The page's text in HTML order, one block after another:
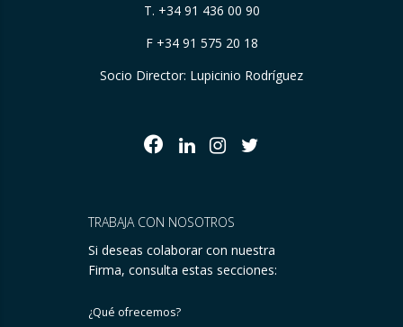
T. +34 91 436 00 90
F +34 91 575 20 18
Socio Director: Lupicinio Rodríguez
TRABAJA CON NOSOTROS
Si deseas colaborar con nuestra
Firma, consulta estas secciones:
¿Qué ofrecemos?